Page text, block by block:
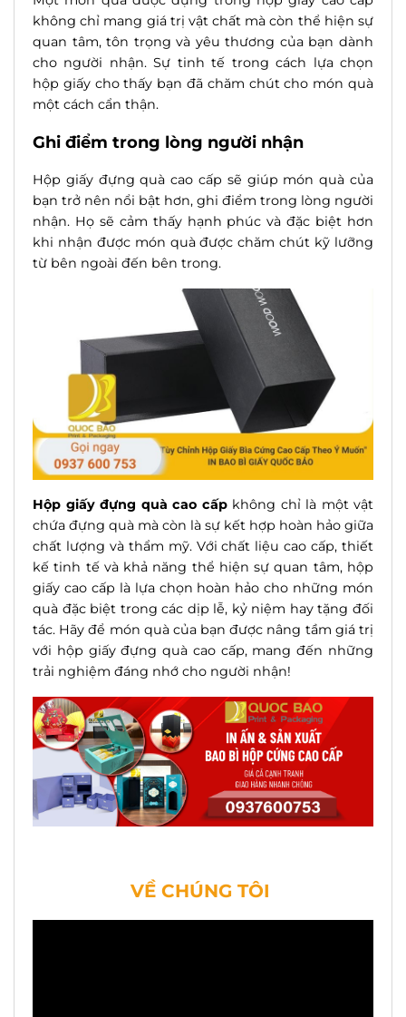
không chỉ mang giá trị vật chất mà còn thể hiện sự
quan tâm, tôn trọng và yêu thương của bạn dành
cho người nhận. Sự tinh tế trong cách lựa chọn
hộp giấy cho thấy bạn đã chăm chút cho món quà
một cách cẩn thận.
Ghi điểm trong lòng người nhận
Hộp giấy đựng quà cao cấp sẽ giúp món quà của
bạn trở nên nổi bật hơn, ghi điểm trong lòng người
nhận. Họ sẽ cảm thấy hạnh phúc và đặc biệt hơn
khi nhận được món quà được chăm chút kỹ lưỡng
từ bên ngoài đến bên trong.
Hộp giấy đựng quà cao cấpkhông chỉ là một vật
chứa đựng quà mà còn là sự kết hợp hoàn hảo giữa
chất lượng và thẩm mỹ. Với chất liệu cao cấp, thiết
kế tinh tế và khả năng thể hiện sự quan tâm, hộp
giấy cao cấp là lựa chọn hoàn hảo cho những món
quà đặc biệt trong các dịp lễ, kỷ niệm hay tặng đối
tác. Hãy để món quà của bạn được nâng tầm giá trị
với hộp giấy đựng quà cao cấp, mang đến những
trải nghiệm đáng nhớ cho người nhận!
VỀ CHÚNG TÔI